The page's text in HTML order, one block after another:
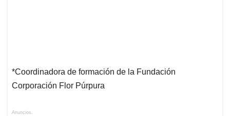
*Coordinadora de formación de la Fundación
Corporación Flor Púrpura
Anuncios.